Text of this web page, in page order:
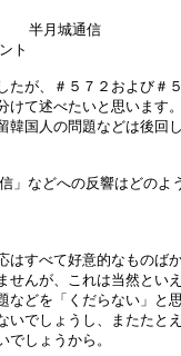
半月城通信
ト
が、＃５７２および＃
けて述べたいと思います
韓国人の問題などは後回
」などへの反響はどのよ
すべて好意的なものば
せんが、これは当然とい
などを「くだらない」と
いでしょうし、またたと
しょうから。